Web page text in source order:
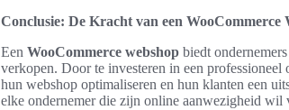
Conclusie: De Kracht van een WooCommerce
Een WooCommerce webshop biedt
verkopen. Door te investeren in een
hun webshop optimaliseren en hun klanten een
elke ondernemer die zijn online aanwezigheid wil